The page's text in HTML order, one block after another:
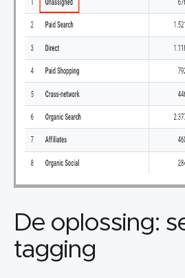
De oplossing:
tagging